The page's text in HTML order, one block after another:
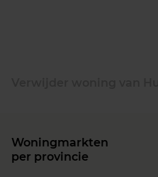
Woningmarkten
per provincie